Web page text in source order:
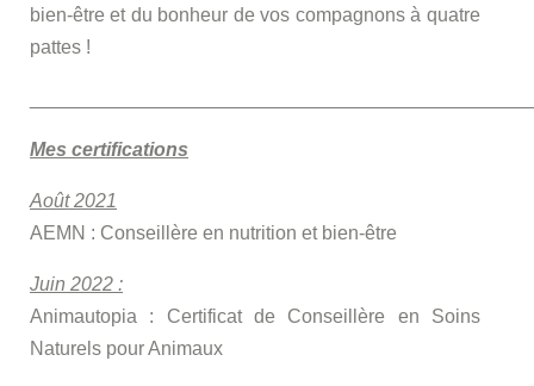
bien-être et du bonheur de vos compagnons à quatre
pattes !
Mes certifications
Août 2021
AEMN : Conseillère en nutrition et bien-être
Juin 2022 :
Animautopia : Certificat de Conseillère en Soins
Naturels pour Animaux